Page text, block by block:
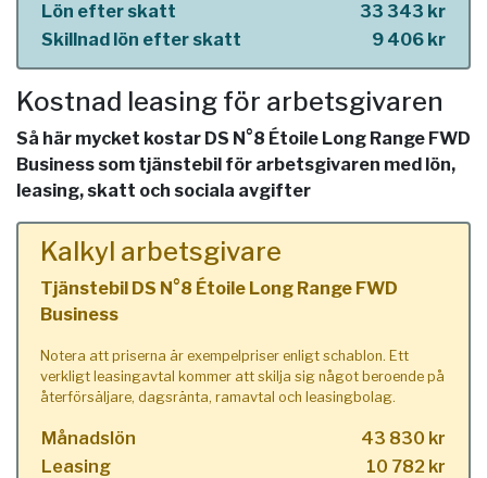
Lön efter skatt
33 343 kr
Skillnad lön efter skatt
9 406 kr
Kostnad leasing för arbetsgivaren
Så här mycket kostar DS N°8 Étoile Long Range FWD
Business som tjänstebil för arbetsgivaren med lön,
leasing, skatt och sociala avgifter
Kalkyl arbetsgivare
Tjänstebil DS N°8 Étoile Long Range FWD
Business
Notera att priserna är exempelpriser enligt schablon. Ett
verkligt leasingavtal kommer att skilja sig något beroende på
återförsäljare, dagsränta, ramavtal och leasingbolag.
Månadslön
43 830 kr
Leasing
10 782 kr